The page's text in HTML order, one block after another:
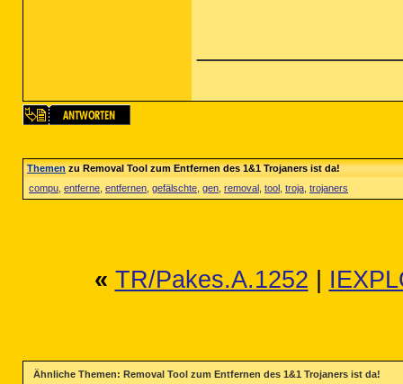
Themenzu Removal Tool zum Entfernen des 1&1 Trojaners ist da!
compu entferne entfernen gefälschte gen removal tool troja trojaners
« TR/Pakes.A.1252
Ähnliche Themen: Removal Tool zum Entfernen des 1&1 Trojaners ist da!